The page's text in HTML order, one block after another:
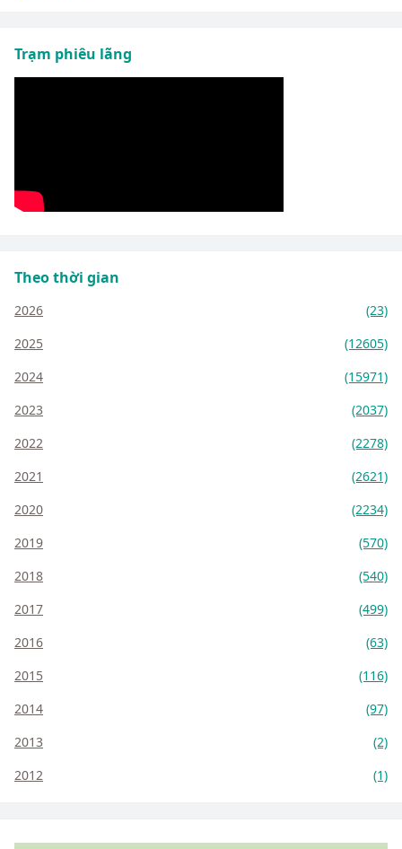
Trạm phiêu lãng
Theo thời gian
2026
(23)
2025
(12605)
2024
(15971)
2023
(2037)
2022
(2278)
2021
(2621)
2020
(2234)
2019
(570)
2018
(540)
2017
(499)
2016
(63)
2015
(116)
2014
(97)
2013
(2)
2012
(1)